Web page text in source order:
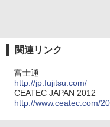
関連リンク
富士通
http://jp.fujitsu.com/
CEATEC JAPAN 2012
http://www.ceatec.com/